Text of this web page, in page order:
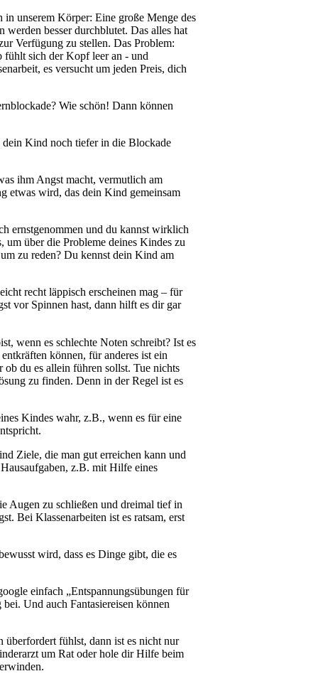
unserem Körper: Eine große Menge des
werden besser durchblutet. Das alles hat
Verfügung zu stellen. Das Problem:
fühlt sich der Kopf leer an - und
es versucht um jeden Preis, dich
Wie schön! Dann können
dein Kind noch tiefer in die Blockade
ihm Angst macht, vermutlich am
etwas wird, das dein Kind gemeinsam
ernstgenommen und du kannst wirklich
um über die Probleme deines Kindes zu
zu reden? Du kennst dein Kind am
recht läppisch erscheinen mag – für
vor Spinnen hast, dann hilft es dir gar
wenn es schlechte Noten schreibt? Ist es
können, für anderes ist ein
du es allein führen sollst. Tue nichts
zu finden. Denn in der Regel ist es
Kindes wahr, z.B., wenn es für eine
Ziele, die man gut erreichen kann und
z.B. mit Hilfe eines
Augen zu schließen und dreimal tief in
Bei Klassenarbeiten ist es ratsam, erst
wird, dass es Dinge gibt, die es
einfach „Entspannungsübungen für
Und auch Fantasiereisen können
fühlst, dann ist es nicht nur
um Rat oder hole dir Hilfe beim